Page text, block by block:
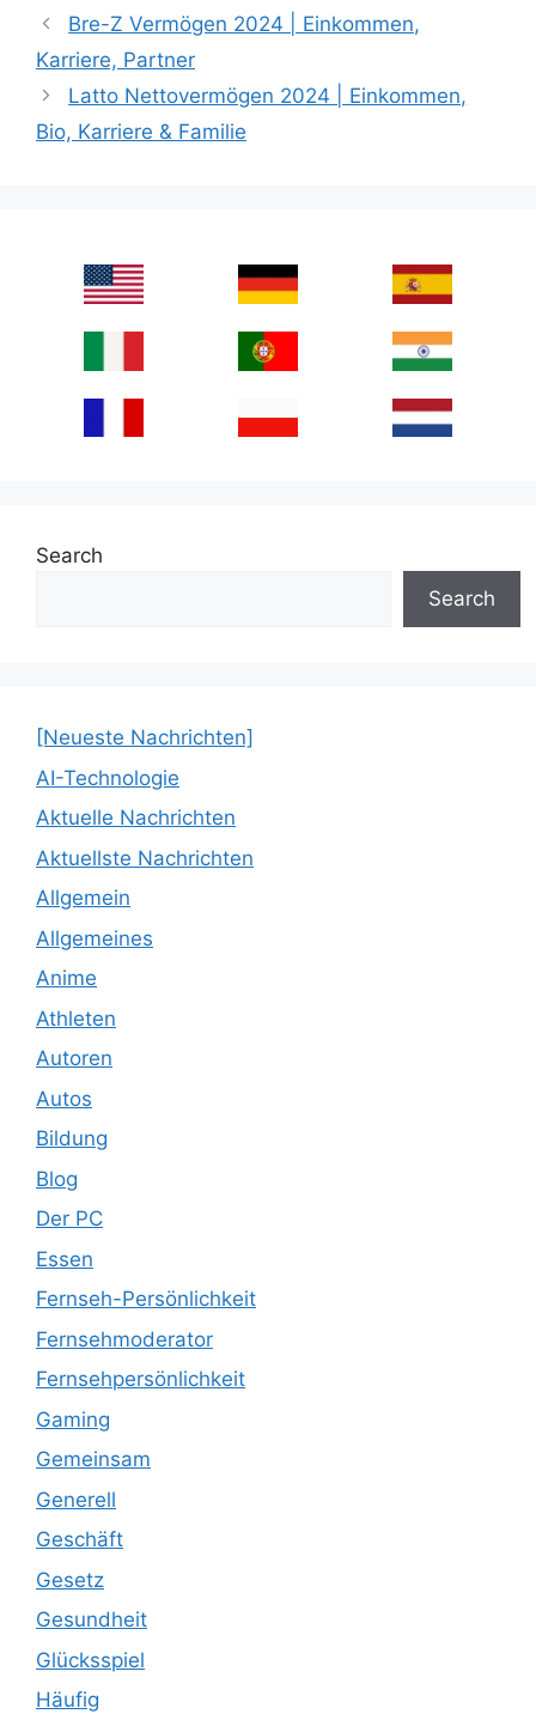
Bre-Z Vermögen 2024 | Einkommen,
Karriere, Partner
Latto Nettovermögen 2024 | Einkommen,
Bio, Karriere & Familie
Search
Search
[Neueste Nachrichten]
AI-Technologie
Aktuelle Nachrichten
Aktuellste Nachrichten
Allgemein
Allgemeines
Anime
Athleten
Autoren
Autos
Bildung
Blog
Der PC
Essen
Fernseh-Persönlichkeit
Fernsehmoderator
Fernsehpersönlichkeit
Gaming
Gemeinsam
Generell
Geschäft
Gesetz
Gesundheit
Glücksspiel
Häufig